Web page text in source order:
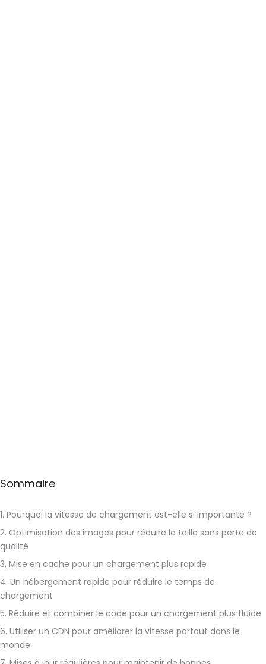
Sommaire
1. Pourquoi la vitesse de chargement est-elle si importante ?
2. Optimisation des images pour réduire la taille sans perte de
qualité
3. Mise en cache pour un chargement plus rapide
4. Un hébergement rapide pour réduire le temps de
chargement
5. Réduire et combiner le code pour un chargement plus fluide
6. Utiliser un CDN pour améliorer la vitesse partout dans le
monde